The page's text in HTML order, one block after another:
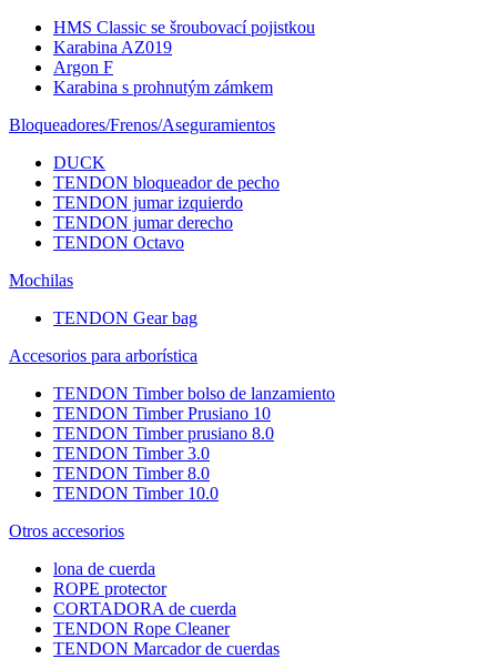
HMS Classic se šroubovací pojistkou
Karabina AZ019
Argon F
Karabina s prohnutým zámkem
Bloqueadores/Frenos/Aseguramientos
DUCK
TENDON bloqueador de pecho
TENDON jumar izquierdo
TENDON jumar derecho
TENDON Octavo
Mochilas
TENDON Gear bag
Accesorios para arborística
TENDON Timber bolso de lanzamiento
TENDON Timber Prusiano 10
TENDON Timber prusiano 8.0
TENDON Timber 3.0
TENDON Timber 8.0
TENDON Timber 10.0
Otros accesorios
lona de cuerda
ROPE protector
CORTADORA de cuerda
TENDON Rope Cleaner
TENDON Marcador de cuerdas